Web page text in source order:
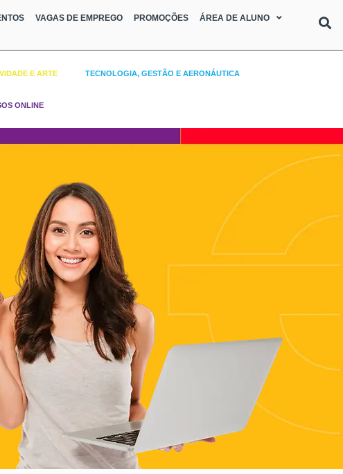
VAGAS DE EMPREGO PROMOÇÕES
ÁREA DE ALUNO
E ARTE TECNOLOGIA, GESTÃO E AERONÁUTICA
ONLINE